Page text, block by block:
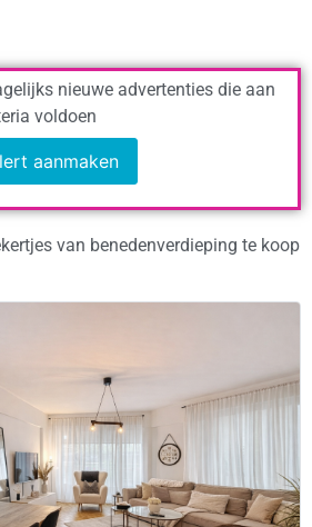
nieuwe advertenties die aan
voldoen
aanmaken
van benedenverdieping te koop